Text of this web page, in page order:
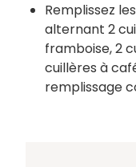
Remplissez
alternant 2
framboise, 2
cuillères à
remplissage